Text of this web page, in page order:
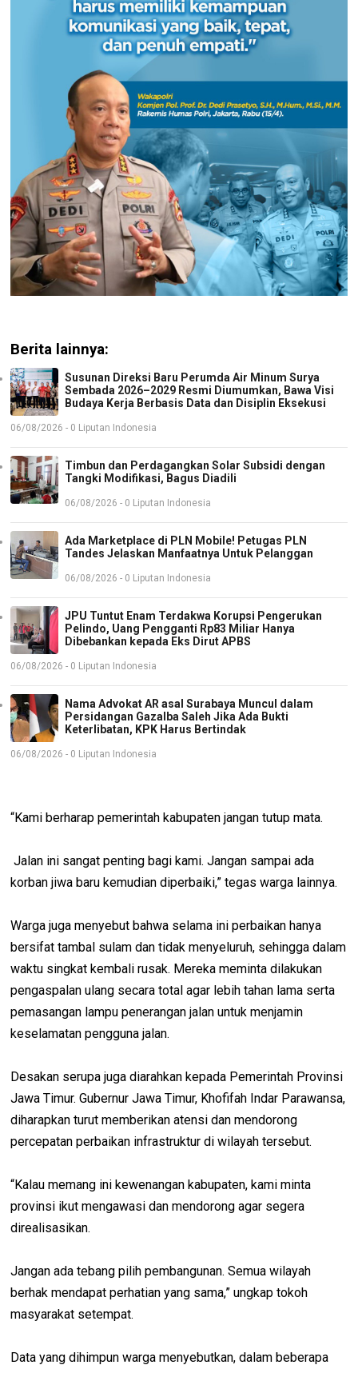
Berita lainnya:
Susunan Direksi Baru Perumda Air Minum Surya
Sembada 2026–2029 Resmi Diumumkan, Bawa Visi
Budaya Kerja Berbasis Data dan Disiplin Eksekusi
06/08/2026 - 0 Liputan Indonesia
Timbun dan Perdagangkan Solar Subsidi dengan
Tangki Modifikasi, Bagus Diadili
06/08/2026 - 0 Liputan Indonesia
Ada Marketplace di PLN Mobile! Petugas PLN
Tandes Jelaskan Manfaatnya Untuk Pelanggan
06/08/2026 - 0 Liputan Indonesia
JPU Tuntut Enam Terdakwa Korupsi Pengerukan
Pelindo, Uang Pengganti Rp83 Miliar Hanya
Dibebankan kepada Eks Dirut APBS
06/08/2026 - 0 Liputan Indonesia
Nama Advokat AR asal Surabaya Muncul dalam
Persidangan Gazalba Saleh Jika Ada Bukti
Keterlibatan, KPK Harus Bertindak
06/08/2026 - 0 Liputan Indonesia
“Kami berharap pemerintah kabupaten jangan tutup mata.
Jalan ini sangat penting bagi kami. Jangan sampai ada
korban jiwa baru kemudian diperbaiki,” tegas warga lainnya.
Warga juga menyebut bahwa selama ini perbaikan hanya
bersifat tambal sulam dan tidak menyeluruh, sehingga dalam
waktu singkat kembali rusak. Mereka meminta dilakukan
pengaspalan ulang secara total agar lebih tahan lama serta
pemasangan lampu penerangan jalan untuk menjamin
keselamatan pengguna jalan.
Desakan serupa juga diarahkan kepada Pemerintah Provinsi
Jawa Timur. Gubernur Jawa Timur, Khofifah Indar Parawansa,
diharapkan turut memberikan atensi dan mendorong
percepatan perbaikan infrastruktur di wilayah tersebut.
“Kalau memang ini kewenangan kabupaten, kami minta
provinsi ikut mengawasi dan mendorong agar segera
direalisasikan.
Jangan ada tebang pilih pembangunan. Semua wilayah
berhak mendapat perhatian yang sama,” ungkap tokoh
masyarakat setempat.
Data yang dihimpun warga menyebutkan, dalam beberapa